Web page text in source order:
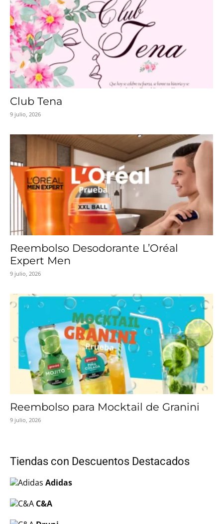
Club Tena
9 julio, 2026
Reembolso Desodorante L’Oréal
Expert Men
9 julio, 2026
Reembolso para Mocktail de Granini
9 julio, 2026
Tiendas con Descuentos Destacados
Adidas
C&A